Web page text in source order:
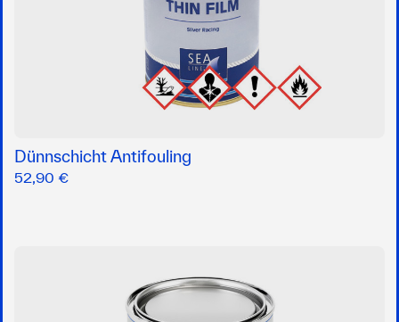
Dünnschicht Antifouling
52,90 €